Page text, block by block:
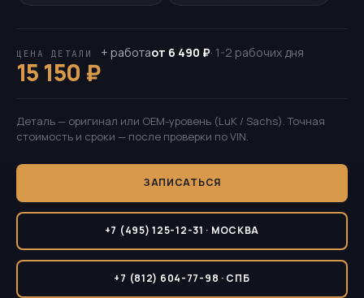
ЦЕНА ДЕТАЛИ
15 150 ₽
+ работаот 6 490 ₽· 1-2 рабочих дня
Деталь — оригинал или OEM-уровень (LuK / Sachs). Точная
стоимость и сроки — после проверки по VIN.
ЗАПИСАТЬСЯ
+7 (495) 125-12-31 · МОСКВА
+7 (812) 604-77-98 · СПБ